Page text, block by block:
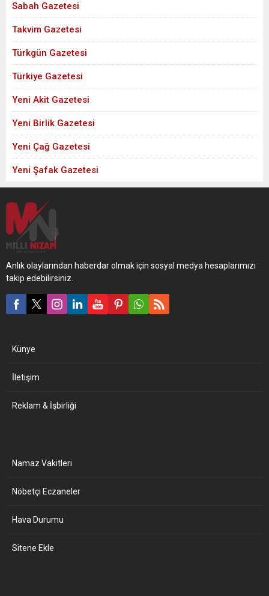
Sabah Gazetesi
Takvim Gazetesi
Türkgün Gazetesi
Türkiye Gazetesi
Yeni Akit Gazetesi
Yeni Birlik Gazetesi
Yeni Çağ Gazetesi
Yeni Şafak Gazetesi
Anlık olaylarından haberdar olmak için sosyal medya hesaplarımızı
takip edebilirsiniz.
Künye
İletişim
Reklam & İşbirliği
Namaz Vakitleri
Nöbetçi Eczaneler
Hava Durumu
Sitene Ekle